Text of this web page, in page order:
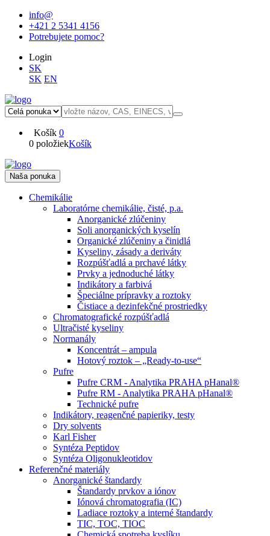
info@
+421 2 5341 4156
Potrebujete pomoc?
Login
SK
SK EN
Košík 0
0 položiekKošík
Naša ponuka
Chemikálie
Laboratórne chemikálie, čisté, p.a.
Anorganické zlúčeniny
Soli anorganických kyselín
Organické zlúčeniny a činidlá
Kyseliny, zásady a deriváty
Rozpúšťadlá a prchavé látky
Prvky a jednoduché látky
Indikátory a farbivá
Špeciálne prípravky a roztoky
Čistiace a dezinfekčné prostriedky
Chromatografické rozpúšťadlá
Ultračisté kyseliny
Normanály
Koncentrát – ampula
Hotový roztok – „Ready-to-use“
Pufre
Pufre CRM - Analytika PRAHA pHanal®
Pufre RM - Analytika PRAHA pHanal®
Technické pufre
Indikátory, reagenčné papieriky, testy
Dry solvents
Karl Fisher
Syntéza Peptidov
Syntéza Oligonukleotidov
Referenčné materiály
Anorganické štandardy
Štandardy prvkov a iónov
Iónová chromatografia (IC)
Ladiace roztoky a interné štandardy
TIC, TOC, TIOC